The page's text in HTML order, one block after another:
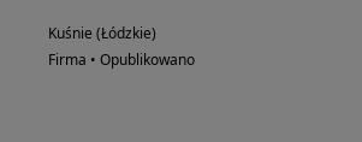
Kuśnie (Łódzkie)
Firma • Opublikowano